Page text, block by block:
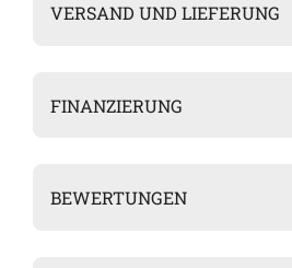
VERSAND UND LIEFERUNG
FINANZIERUNG
BEWERTUNGEN